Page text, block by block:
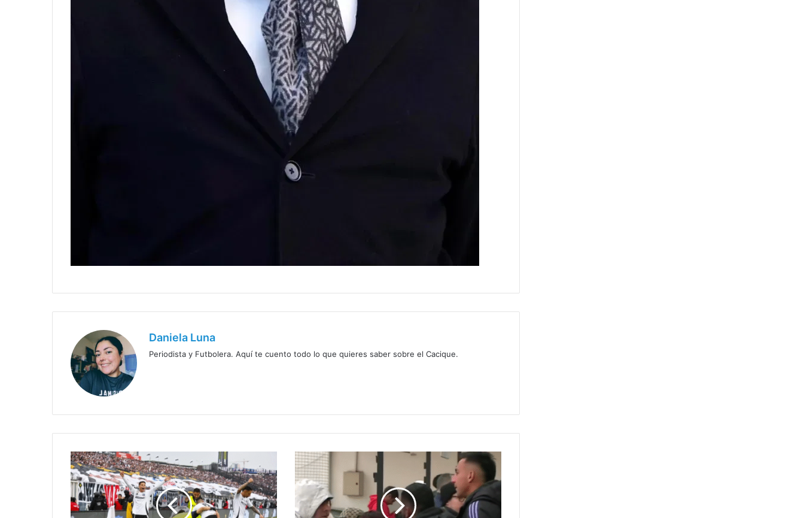
Daniela Luna
Periodista y Futbolera. Aquí te cuento todo lo que quieres saber sobre el Cacique.
Colo
Colo
ganó
el
Superclásico
El
altercado
que
tuvo
Correa